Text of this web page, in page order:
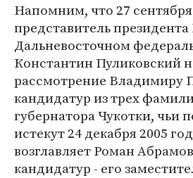
Напомним, что 27
представитель президента
Дальневосточном
Константин Пуликовский
рассмотрение Владимиру
кандидатур из трех
губернатора Чукотки, чьи
истекут 24 декабря 2005
возглавляет Роман
кандидатур - его